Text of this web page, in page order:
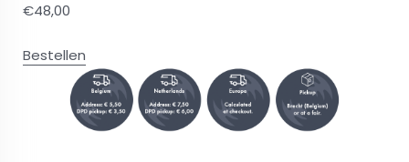
€48,00
Bestellen